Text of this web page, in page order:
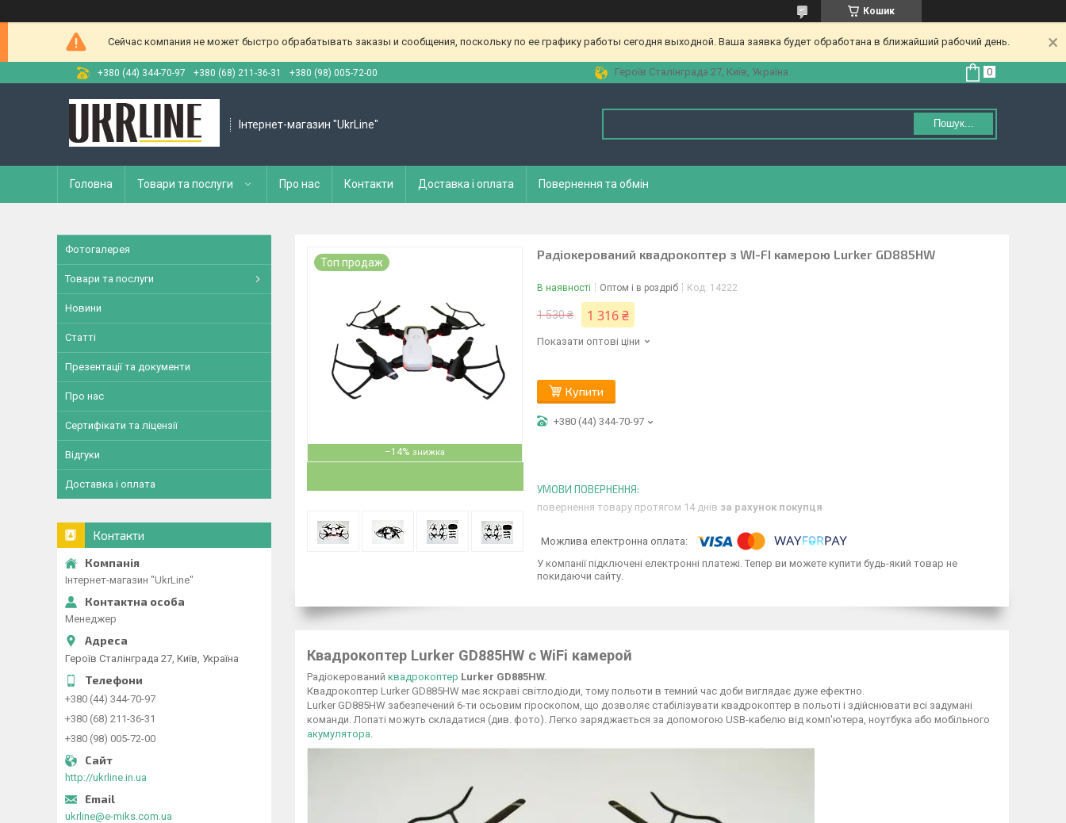
Кошик
Сейчас компания не может быстро обрабатывать заказы и сообщения, поскольку по ее графику работы сегодня выходной. Ваша заявка будет обработана в ближайший рабочий день.
+380 (44) 344-70-97 +380 (68) 211-36-31 +380 (98) 005-72-00 Героїв Сталінграда 27, Київ, Україна
Інтернет-магазин "UkrLine" Пошук...
Головна Товари та послуги Про нас Контакти Доставка і оплата Повернення та обмін
–14%
Топ продаж
Радіокерований квадрокоптер з WI-FI камерою Lurker GD885HW
В наявності Оптом і в роздріб Код: 14222
1 530 ₴ 1 316 ₴
Показати оптові ціни
Купити
+380 (44) 344-70-97
повернення товару протягом 14 днів за рахунок покупця
У компанії підключені електронні платежі. Тепер ви можете купити будь-який товар не
покидаючи сайту.
Квадрокоптер Lurker GD885HW c WiFi камерой
Радіокерований квадрокоптер Lurker GD885HW.
Квадрокоптер Lurker GD885HW має яскраві світлодіоди, тому польоти в темний час доби виглядає дуже ефектно.
Lurker GD885HW забезпечений 6-ти осьовим гіроскопом, що дозволяє стабілізувати квадрокоптер в польоті і здійснювати всі задумані
команди. Лопаті можуть складатися (див. фото). Легко заряджається за допомогою USB-кабелю від комп'ютера, ноутбука або мобільного
акумулятора
Фотогалерея
Товари та послуги
Новини
Статті
Презентації та документи
Про нас
Сертифікати та ліцензії
Відгуки
Доставка і оплата
Контакти
Інтернет-магазин "UkrLine"
Менеджер
Героїв Сталінграда 27, Київ, Україна
+380 (44) 344-70-97
+380 (68) 211-36-31
+380 (98) 005-72-00
http://ukrline.in.ua
ukrline@e-miks.com.ua